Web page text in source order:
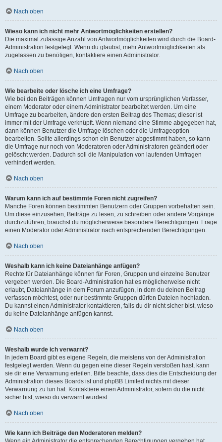
Nach oben
Wieso kann ich nicht mehr Antwortmöglichkeiten erstellen?
Die maximal zulässige Anzahl von Antwortmöglichkeiten wird durch die Board-
Administration festgelegt. Wenn du glaubst, mehr Antwortmöglichkeiten als
zugelassen zu benötigen, kontaktiere einen Administrator.
Nach oben
Wie bearbeite oder lösche ich eine Umfrage?
Wie bei den Beiträgen können Umfragen nur vom ursprünglichen Verfasser,
einem Moderator oder einem Administrator bearbeitet werden. Um eine
Umfrage zu bearbeiten, ändere den ersten Beitrag des Themas; dieser ist
immer mit der Umfrage verknüpft. Wenn niemand eine Stimme abgegeben hat,
dann können Benutzer die Umfrage löschen oder die Umfrageoption
bearbeiten. Sollte allerdings schon ein Benutzer abgestimmt haben, so kann
die Umfrage nur noch von Moderatoren oder Administratoren geändert oder
gelöscht werden. Dadurch soll die Manipulation von laufenden Umfragen
verhindert werden.
Nach oben
Warum kann ich auf bestimmte Foren nicht zugreifen?
Manche Foren können bestimmten Benutzern oder Gruppen vorbehalten sein.
Um diese einzusehen, Beiträge zu lesen, zu schreiben oder andere Vorgänge
durchzuführen, brauchst du möglicherweise besondere Berechtigungen. Frage
einen Moderator oder Administrator nach entsprechenden Berechtigungen.
Nach oben
Weshalb kann ich keine Dateianhänge anfügen?
Rechte für Dateianhänge können für Foren, Gruppen und einzelne Benutzer
vergeben werden. Die Board-Administration hat es möglicherweise nicht
erlaubt, Dateianhänge in dem Forum anzufügen, in dem du deinen Beitrag
verfassen möchtest, oder nur bestimmte Gruppen dürfen Dateien hochladen.
Du kannst einen Administrator kontaktieren, falls du dir nicht sicher bist, wieso
du keine Dateianhänge anfügen kannst.
Nach oben
Weshalb wurde ich verwarnt?
In jedem Board gibt es eigene Regeln, die meistens von der Administration
festgelegt werden. Wenn du gegen eine dieser Regeln verstoßen hast, kann
sie dir eine Verwarnung erteilen. Bitte beachte, dass dies die Entscheidung der
Administration dieses Boards ist und phpBB Limited nichts mit dieser
Verwarnung zu tun hat. Kontaktiere einen Administrator, sofern du die nicht
sicher bist, wieso du verwarnt wurdest.
Nach oben
Wie kann ich Beiträge den Moderatoren melden?